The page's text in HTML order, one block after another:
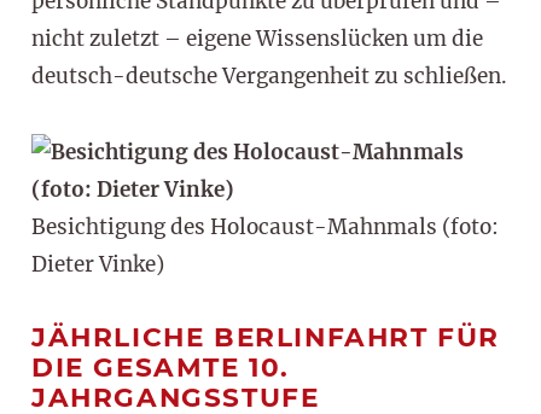
nicht zuletzt – eigene Wissenslücken um die
deutsch-deutsche Vergangenheit zu schließen.
Besichtigung des Holocaust-Mahnmals (foto:
Dieter Vinke)
JÄHRLICHE BERLINFAHRT FÜR
DIE GESAMTE 10.
JAHRGANGSSTUFE